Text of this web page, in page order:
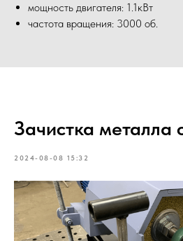
мощность двигателя: 1.1кВт
частота вращения: 3000 об.
Зачистка металла
2024-08-08 15:32